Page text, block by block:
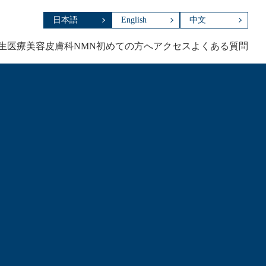
日本語 English 中文
医療美容皮膚科NMN初めての方へアクセス よくある質問